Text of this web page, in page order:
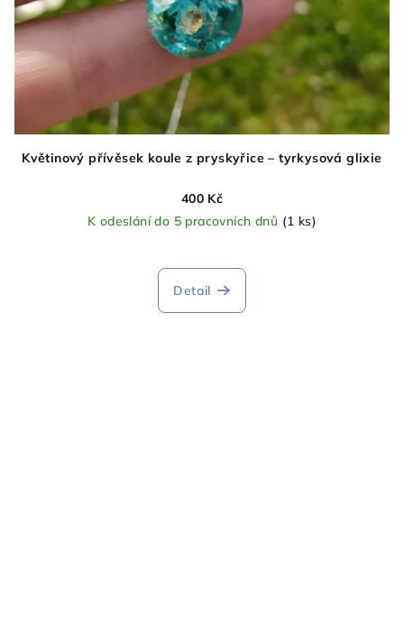
Květinový přívěsek koule z pryskyřice – tyrkysová glixie
400 Kč
K odeslání do 5 pracovních dnů (1 ks)
hodnocení
produktu
Detail